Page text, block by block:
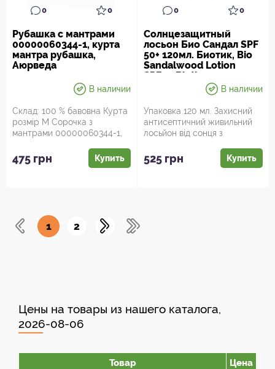
0 0
Рубашка с мантрами
00000060344-1, курта
мантра рубашка,
Аюрведа
В наличии
Склад: 100 % бавовна Курта
розмір M Сорочка з
мантрами 00000060344-1,
Аюрведа ...
475 грн Купить
0 0
Солнцезащитный
лосьон Био Сандал SPF
50+ 120мл. Биотик, Bio
Sandalwood Lotion
SPF50 Biotique,
Солнцезащитный
лосьон, Аюрведа
В наличии
Упаковка 120 мл. Захисний
антисептичний живильний
лосьйон від сонця з
речов...
525 грн Купить
1 2
Цены на товары из нашего каталога,
2026-08-06
Товар Цена